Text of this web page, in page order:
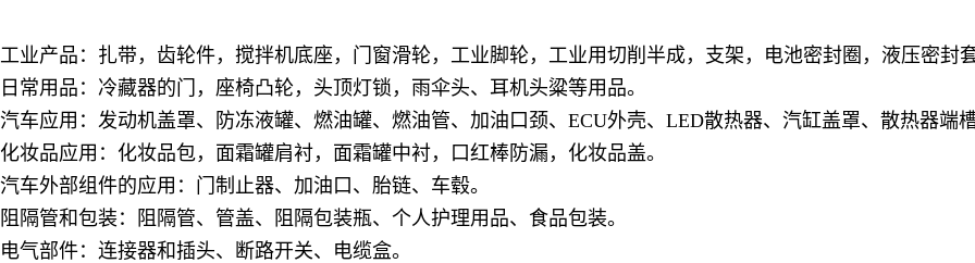
工业产品：扎带，齿轮件，搅拌机底座，门窗滑轮，工业脚轮，工业用切削半成，支架，电池密封圈，液压密封
日常用品：冷藏器的门，座椅凸轮，头顶灯锁，雨伞头、耳机头粱等用品。
汽车应用：发动机盖罩、防冻液罐、燃油罐、燃油管、加油口颈、ECU外壳、LED散热器、汽缸盖罩、散热器端
化妆品应用：化妆品包，面霜罐肩衬，面霜罐中衬，口红棒防漏，化妆品盖。
汽车外部组件的应用：门制止器、加油口、胎链、车毂。
阻隔管和包装：阻隔管、管盖、阻隔包装瓶、个人护理用品、食品包装。
电气部件：连接器和插头、断路开关、电缆盒。